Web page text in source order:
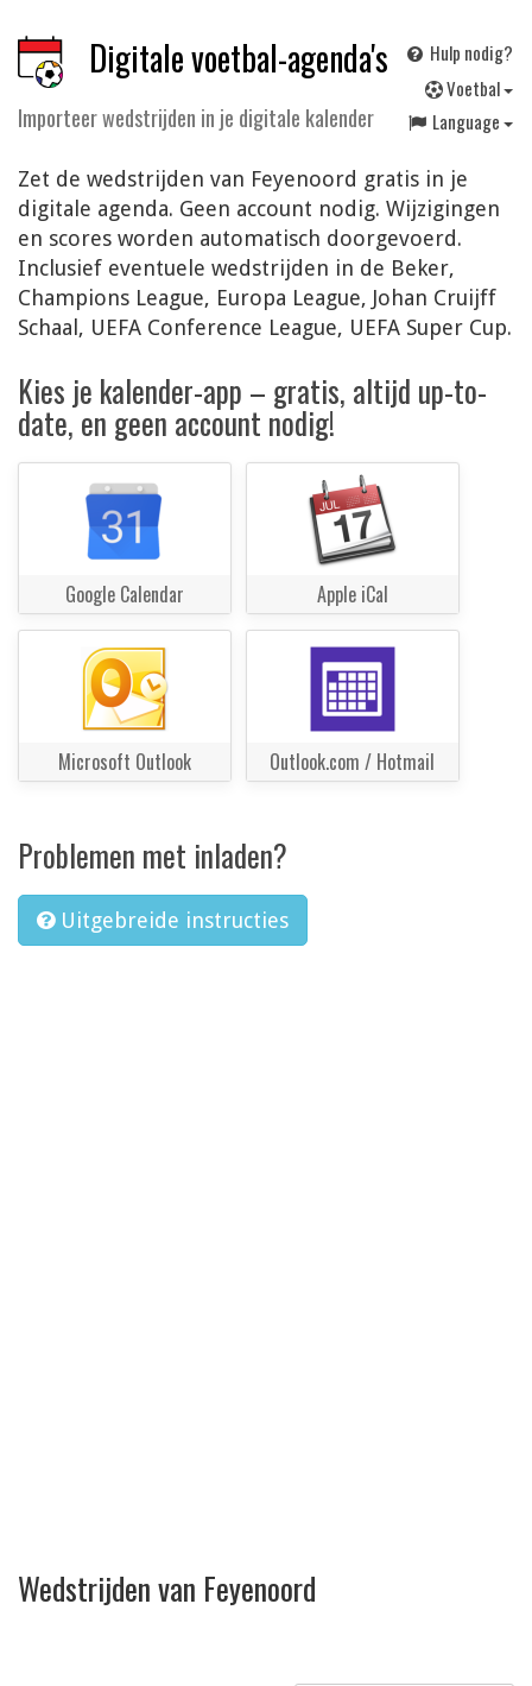
Digitale voetbal-agenda's
Importeer wedstrijden in je digitale kalender
Hulp nodig?
Voetbal
Language
Zet de wedstrijden van Feyenoord gratis in je
digitale agenda. Geen account nodig. Wijzigingen
en scores worden automatisch doorgevoerd.
Inclusief eventuele wedstrijden in de Beker,
Champions League, Europa League, Johan Cruijff
Schaal, UEFA Conference League, UEFA Super Cup.
Kies je kalender-app – gratis, altijd up-to-
date, en geen account nodig!
Google Calendar Apple iCal
Microsoft Outlook Outlook.com / Hotmail
Problemen met inladen?
Uitgebreide instructies
Wedstrijden van Feyenoord